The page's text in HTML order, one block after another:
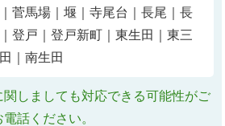
菅馬場｜堰｜寺尾台｜長尾｜長
登戸｜登戸新町｜東生田｜東三
｜南生田
しましても対応できる可能性がご
話ください。